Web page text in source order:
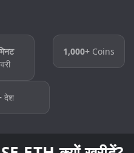
1,000+Coins
देश